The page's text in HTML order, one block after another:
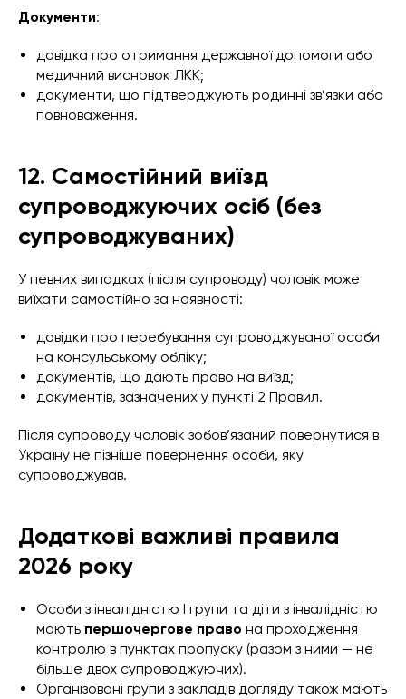
Документи:
довідка про отримання державної допомоги або
медичний висновок ЛКК;
документи, що підтверджують родинні зв’язки або
повноваження.
12. Самостійний виїзд
супроводжуючих осіб (без
супроводжуваних)
У певних випадках (після супроводу) чоловік може
виїхати самостійно за наявності:
довідки про перебування супроводжуваної особи
на консульському обліку;
документів, що дають право на виїзд;
документів, зазначених у пункті 2 Правил.
Після супроводу чоловік зобов’язаний повернутися в
Україну не пізніше повернення особи, яку
супроводжував.
Додаткові важливі правила
2026 року
Особи з інвалідністю I групи та діти з інвалідністю
мають першочергове право на проходження
контролю в пунктах пропуску (разом з ними — не
більше двох супроводжуючих).
Організовані групи з закладів догляду також мають